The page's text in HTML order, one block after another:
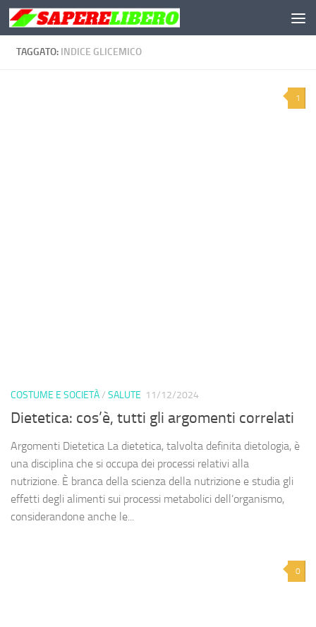
Salta al contenuto
TAGGATO: INDICE GLICEMICO
1
COSTUME E SOCIETÀ/ SALUTE 11/12/2024
Dietetica: cos’è, tutti gli argomenti correlati
Argomenti Dietetica La dietetica, talvolta definita dietologia, è
una disciplina che si occupa dei processi relativi alla
nutrizione. È branca della scienza della nutrizione e studia gli
effetti degli alimenti sui processi metabolici dell’organismo,
considerandone anche le...
0